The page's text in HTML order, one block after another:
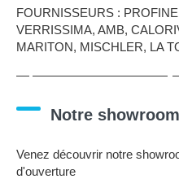
FOURNISSEURS :
VERRISSIMA, AMB,
MARITON, MISCHLER, LA
Notre showroom
Venez découvrir notre
d'ouverture